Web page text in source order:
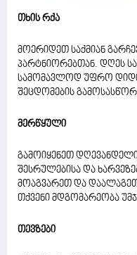
თხის რქა
მოერიდეთ საქმიან
პარტნიორებთან. დღეს
სამომავლოდ უფრო დიდი
შეცდომების
მერწყული
გამოიყენეთ
შესრულებისა და
მოაგვარეთ და
თქვენი მდგომარეობა
თევზები